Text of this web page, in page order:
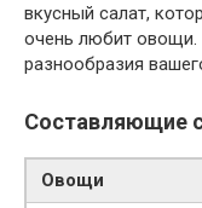
вкусный салат,
очень любит овощи.
разнообразия
Составляющие
Овощи